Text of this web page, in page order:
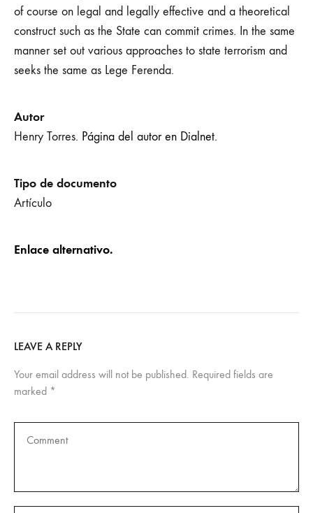
of course on legal and legally effective and a theoretical
construct such as the State can commit crimes. In the same
manner set out various approaches to state terrorism and
seeks the same as Lege Ferenda.
Autor
Henry Torres. Página del autor en Dialnet.
Tipo de documento
Artículo
Enlace alternativo.
LEAVE A REPLY
Your email address will not be published. Required fields are
marked *